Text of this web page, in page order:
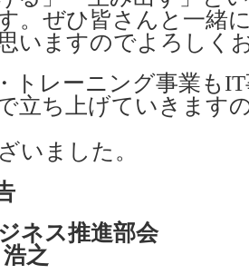
。ぜひ皆さんと一緒
いますのでよろしく
トレーニング事業も
立ち上げていきます
いました。
ネス推進部会
之